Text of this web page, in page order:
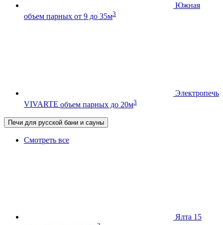
Южная
объем парных от 9 до 35м3
Электропечь
VIVARTE объем парных до 20м3
Печи для русской бани и сауны
Смотреть все
Ялта 15